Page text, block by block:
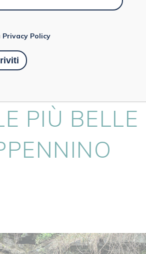
PIÙ BELLE
Privacy Policy